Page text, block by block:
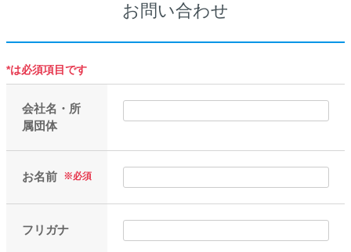
お問い合わせ
*は必須項目です
会社名・所
属団体
お名前 ※必須
フリガナ